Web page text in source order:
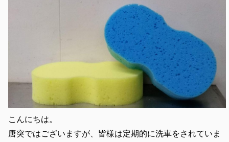
こんにちは。
唐突ではございますが、皆様は定期的に洗車をされていま